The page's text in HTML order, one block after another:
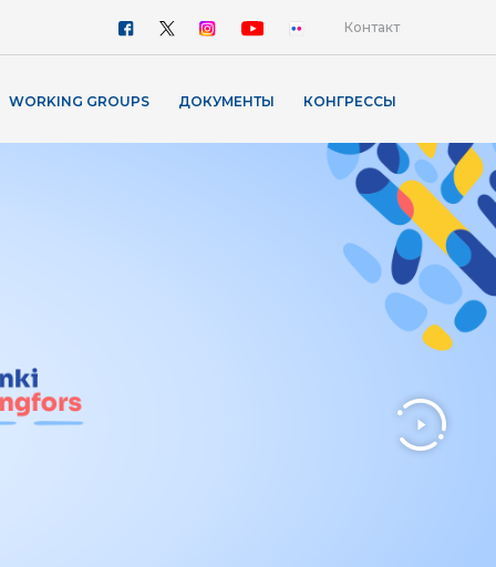
Контакт
WORKING GROUPS ДОКУМЕНТЫ КОНГРЕССЫ